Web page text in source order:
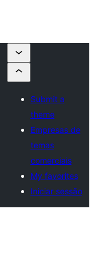
Submit a
theme
Empresas de
temas
comerciais
My favorites
Iniciar sessão